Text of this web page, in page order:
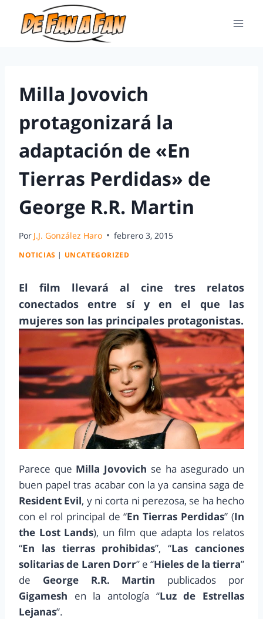
Milla Jovovich
protagonizará la
adaptación de «En
Tierras Perdidas» de
George R.R. Martin
Por J.J. González Haro febrero 3, 2015
NOTICIAS | UNCATEGORIZED
El film llevará al cine tres relatos
conectados entre sí y en el que las
mujeres son las principales protagonistas.
Parece que Milla Jovovich se ha asegurado un
buen papel tras acabar con la ya cansina saga de
Resident Evil, y ni corta ni perezosa, se ha hecho
con el rol principal de “En Tierras Perdidas” (In
the Lost Lands), un film que adapta los relatos
“En las tierras prohibidas”, “Las canciones
solitarias de Laren Dorr” e “Hieles de la tierra”
de George R.R. Martin publicados por
Gigamesh en la antología “Luz de Estrellas
Lejanas”.